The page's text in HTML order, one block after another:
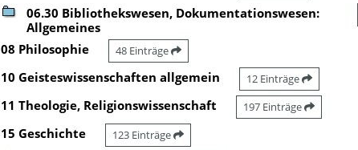
06.30 Bibliothekswesen, Dokumentationswesen:
Allgemeines
08 Philosophie 48 Einträge
10 Geisteswissenschaften allgemein 12 Einträge
11 Theologie, Religionswissenschaft 197 Einträge
15 Geschichte 123 Einträge